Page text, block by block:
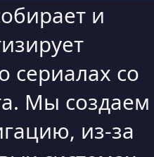
и
со
Мы создаем
из-за